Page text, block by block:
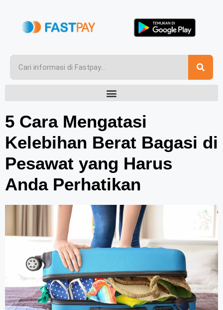
5 Cara Mengatasi
Kelebihan Berat Bagasi di
Pesawat yang Harus
Anda Perhatikan